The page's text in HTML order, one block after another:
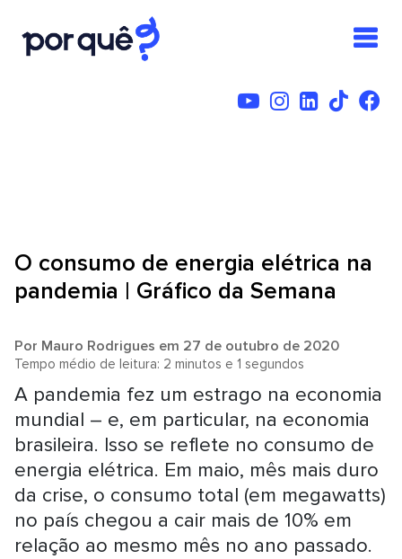
O consumo de energia elétrica na
pandemia | Gráfico da Semana
Por Mauro Rodrigues em 27 de outubro de 2020
Tempo médio de leitura: 2 minutos e 1 segundos
A pandemia fez um estrago na economia
mundial – e, em particular, na economia
brasileira. Isso se reflete no consumo de
energia elétrica. Em maio, mês mais duro
da crise, o consumo total (em megawatts)
no país chegou a cair mais de 10% em
relação ao mesmo mês no ano passado.